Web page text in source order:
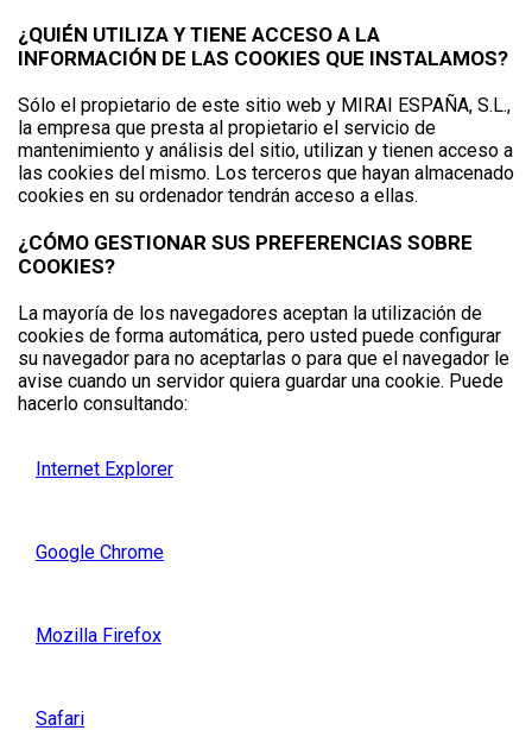
¿QUIÉN UTILIZA Y TIENE ACCESO A LA
INFORMACIÓN DE LAS COOKIES QUE INSTALAMOS?
Sólo el propietario de este sitio web y MIRAI ESPAÑA, S.L.,
la empresa que presta al propietario el servicio de
mantenimiento y análisis del sitio, utilizan y tienen acceso a
las cookies del mismo. Los terceros que hayan almacenado
cookies en su ordenador tendrán acceso a ellas.
¿CÓMO GESTIONAR SUS PREFERENCIAS SOBRE
COOKIES?
La mayoría de los navegadores aceptan la utilización de
cookies de forma automática, pero usted puede configurar
su navegador para no aceptarlas o para que el navegador le
avise cuando un servidor quiera guardar una cookie. Puede
hacerlo consultando:
Internet Explorer
Google Chrome
Mozilla Firefox
Safari